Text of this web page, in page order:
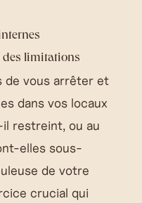
des limitations
de vous arrêter et
dans vos locaux
restreint, ou au
elles sous-
de votre
crucial qui